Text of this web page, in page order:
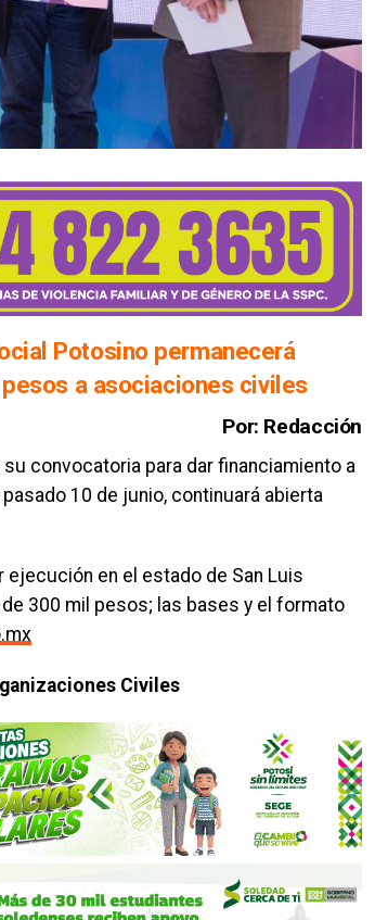
Potosino permanecerá
a asociaciones civiles
Por: Redacción
convocatoria para dar financiamiento a
10 de junio, continuará abierta
en el estado de San Luis
300 mil pesos; las bases y el formato
Civiles